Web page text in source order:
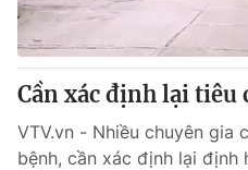
Cơ quan báo chí:
Thời báo VTV
Giấy phép hoạt động báo in và
cấp ngày 29/12/2023
Tổng Biên tập:Vũ Thanh Thủy
Phó Tổng Biên tập:Nguyễn Thị
Nguyễn Trọng Ninh
Cần xác định lại tiêu
VTV.vn - Nhiều chuyên gia
bệnh, cần xác định lại định